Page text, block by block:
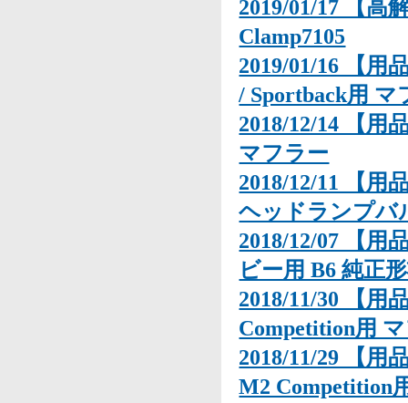
2019/01/17 【高
Clamp7105
2019/01/16 【用
/ Sportback用 マ
2018/12/14 【用
マフラー
2018/12/11 【用
ヘッドランプバ
2018/12/07 【用
ビー用 B6 純正
2018/11/30 【用
Competition用
2018/11/29 【用
M2 Competition